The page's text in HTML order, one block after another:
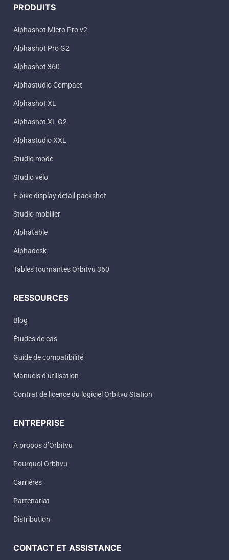
PRODUITS
Alphashot Micro Pro v2
Alphashot Pro G2
Alphashot 360
Alphastudio Compact
Alphashot XL
Alphashot XL G2
Alphastudio XXL
Studio mode
Studio vélo
E-bike display detail packshot
Studio mobilier
Alphatable
Alphadesk
Tables tournantes Orbitvu 360
RESSOURCES
Blog
Études de cas
Guide de compatibilité
Manuels d’utilisation
Contrat de licence du logiciel Orbitvu Station
ENTREPRISE
À propos d’Orbitvu
Pourquoi Orbitvu
Carrières
Partenariat
Distribution
CONTACT ET ASSISTANCE